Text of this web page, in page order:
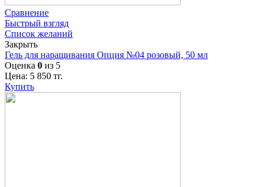
Сравнение
Быстрый взгляд
Список желаний
Закрыть
Гель для наращивания Опция №04 розовый, 50 мл
Оценка 0 из 5
Цена: 5 850 тг.
Купить